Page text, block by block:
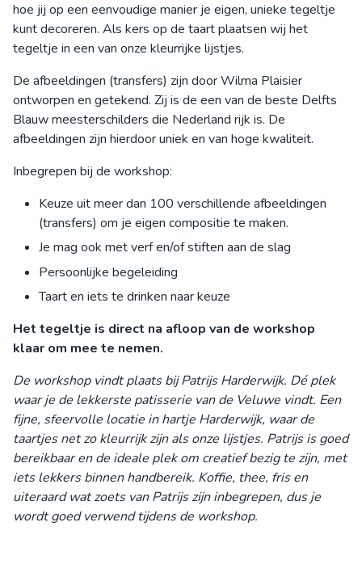
hoe jij op een eenvoudige manier je eigen, unieke tegeltje
kunt decoreren. Als kers op de taart plaatsen wij het
tegeltje in een van onze kleurrijke lijstjes.
De afbeeldingen (transfers) zijn door Wilma Plaisier
ontworpen en getekend. Zij is de een van de beste Delfts
Blauw meesterschilders die Nederland rijk is. De
afbeeldingen zijn hierdoor uniek en van hoge kwaliteit.
Inbegrepen bij de workshop:
Keuze uit meer dan 100 verschillende afbeeldingen
(transfers) om je eigen compositie te maken.
Je mag ook met verf en/of stiften aan de slag
Persoonlijke begeleiding
Taart en iets te drinken naar keuze
Het tegeltje is direct na afloop van de workshop
klaar om mee te nemen.
De workshop vindt plaats bij Patrijs Harderwijk. Dé plek
waar je de lekkerste patisserie van de Veluwe vindt. Een
fijne, sfeervolle locatie in hartje Harderwijk, waar de
taartjes net zo kleurrijk zijn als onze lijstjes. Patrijs is goed
bereikbaar en de ideale plek om creatief bezig te zijn, met
iets lekkers binnen handbereik. Koffie, thee, fris en
uiteraard wat zoets van Patrijs zijn inbegrepen, dus je
wordt goed verwend tijdens de workshop.